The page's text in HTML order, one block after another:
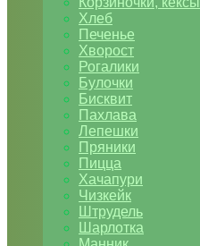
Хлеб
Печенье
Хворост
Рогалики
Булочки
Бисквит
Пахлава
Лепешки
Пряники
Пицца
Хачапури
Чизкейк
Штрудель
Шарлотка